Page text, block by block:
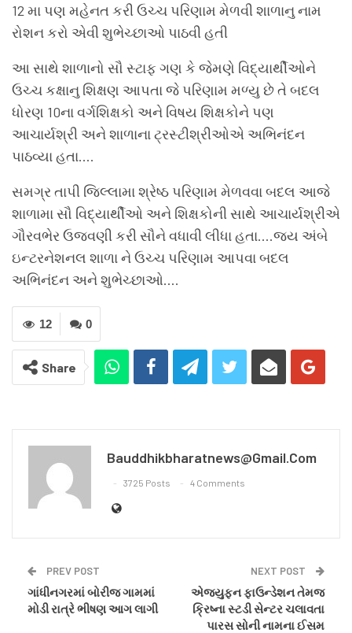
12 મા પણ મહેનત કરી ઉચ્ચ પરિણામ મેળવી શાળાનુ નામ
રોશન કરો એવી શુભેચ્છાઓ પાઠવી હતી
આ સાથે શાળાનો સૌ સ્ટાફ ગણ કે જેમણે વિદ્યાર્થીઓને
ઉચ્ચ કક્ષાનુ શિક્ષણ આપતા જે પરિણામ મળ્યુ છે તે બદલ
ધોરણ 10ના વર્ગશિક્ષકો અને વિષય શિક્ષકોને પણ
આચાર્યશ્રી અને શાળાના ટ્રસ્ટીશ્રીઓએ અભિનંદન
પાઠવ્યા હતા….
સમગ્ર તાપી જિલ્લામા શ્રેષ્ઠ પરિણામ મેળવવા બદલ આજે
શાળામા સૌ વિદ્યાર્થીઓ અને શિક્ષકોની સાથે આચાર્યશ્રીએ
ગૌરવભેર ઉજવણી કરી સૌને વધાવી લીધા હતા….જય અંબે
ઇન્ટરનેશનલ શાળા ને ઉચ્ચ પરિણામ આપવા બદલ
અભિનંદન અને શુભેચ્છાઓ….
0
12
Share
Bauddhikbharatnews@gmail.com
3725 Posts 4 Comments
PREV POST
ગાંધીનગરમાં બોરીજ ગામમાં
મોડી રાત્રે ભીષણ આગ લાગી
NEXT POST
એજ્યુફન ફાઉન્ડેશન તેમજ
ક્રિષ્ના સ્ટડી સેન્ટર ચલાવતા
પારસ સોની નામના ઈસમ